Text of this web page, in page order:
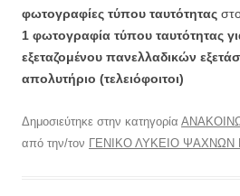
φωτογραφίες τύπου ταυτότητας
1 φωτογραφία τύπου ταυτότητας
εξεταζομένου πανελλαδικών
απολυτήριο (τελειόφοιτοι)
Δημοσιεύτηκε στην κατηγορία
από την/τον ΓΕΝΙΚΟ ΛΥΚΕΙΟ ΨΑΧΝΩΝ